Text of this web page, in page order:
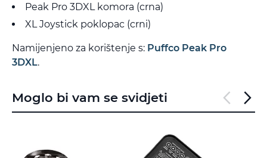
Peak Pro 3DXL komora (crna)
XL Joystick poklopac (crni)
Namijenjeno za korištenje s: Puffco Peak Pro
3DXL.
Moglo bi vam se svidjeti